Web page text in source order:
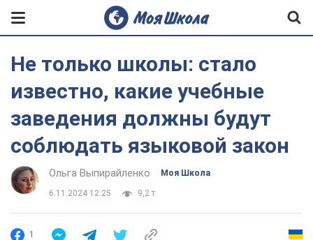
Не только школы: стало
известно, какие учебные
заведения должны будут
соблюдать языковой закон
Ольга Выпирайленко Моя Школа
6.11.2024 12:25 9,2 т.
1